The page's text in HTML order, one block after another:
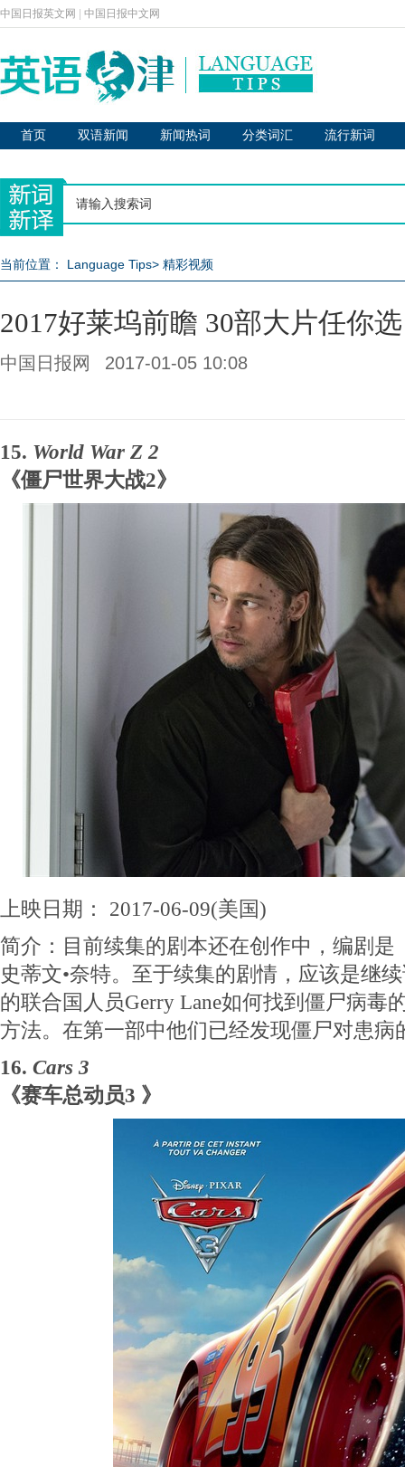
中国日报英文网 中国日报中文网
首页 双语新闻 新闻热词 分类词汇 流行新词
当前位置： Language Tips> 精彩视频
2017好莱坞前瞻 30部大片任你选
中国日报网 2017-01-05 10:08
15. World War Z 2
《僵尸世界大战2》
上映日期： 2017-06-09(美国)
简介：目前续集的剧本还在创作中，编剧是
史蒂文•奈特。至于续集的剧情，应该是继
的联合国人员Gerry Lane如何找到僵尸病毒
方法。在第一部中他们已经发现僵尸对患病
16. Cars 3
《赛车总动员3 》